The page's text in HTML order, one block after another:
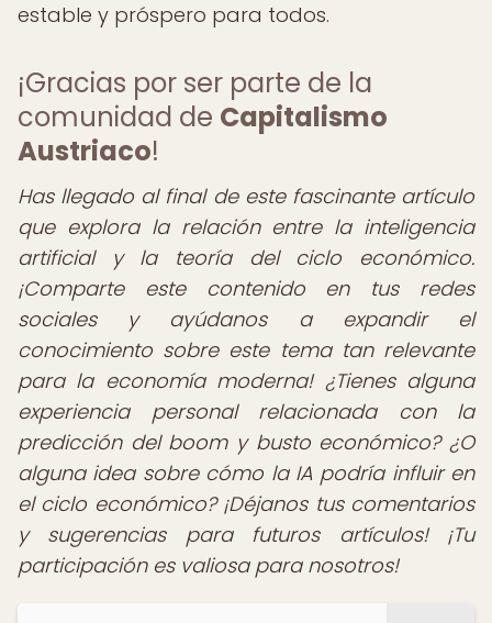
estable y próspero para todos.
¡Gracias por ser parte de la
comunidad de Capitalismo
Austriaco!
Has llegado al final de este fascinante artículo
que explora la relación entre la inteligencia
artificial y la teoría del ciclo económico.
¡Comparte este contenido en tus redes
sociales y ayúdanos a expandir el
conocimiento sobre este tema tan relevante
para la economía moderna! ¿Tienes alguna
experiencia personal relacionada con la
predicción del boom y busto económico? ¿O
alguna idea sobre cómo la IA podría influir en
el ciclo económico? ¡Déjanos tus comentarios
y sugerencias para futuros artículos! ¡Tu
participación es valiosa para nosotros!